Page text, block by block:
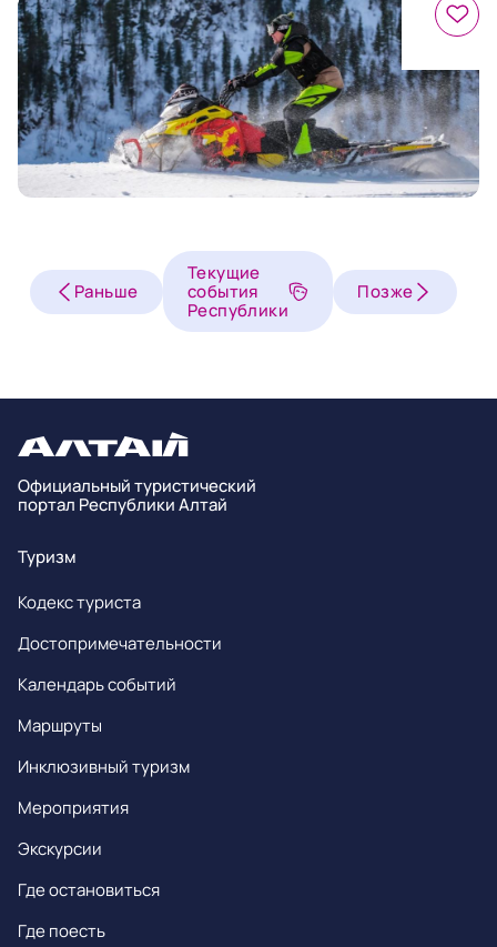
Раньше
Текущие
события
Республики
Позже
Официальный туристический
портал Республики Алтай
Туризм
Кодекс туриста
Достопримечательности
Календарь событий
Маршруты
Инклюзивный туризм
Мероприятия
Экскурсии
Где остановиться
Где поесть